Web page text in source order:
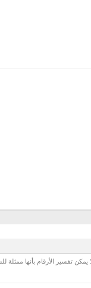
تفسير الأرقام بأنها ممثلة